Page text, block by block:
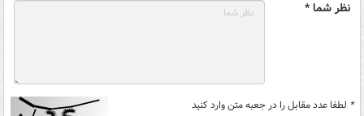
نظر شما *
* لطفا عدد مقابل را در جعبه متن وارد کنید